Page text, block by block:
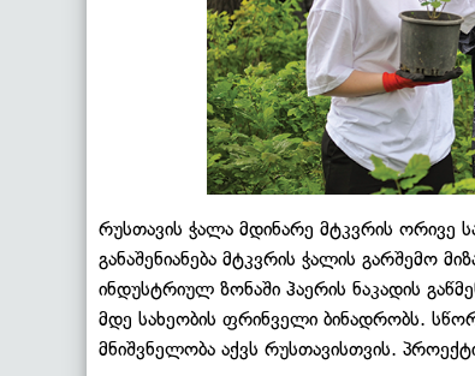
რუსთავის ჭალა მდინარე მტკვრის ორივე
განაშენიანება მტკვრის ჭალის გარშემო
ინდუსტრიულ ზონაში ჰაერის ნაკადის
მდე სახეობის ფრინველი ბინადრობს.
მნიშვნელობა აქვს რუსთავისთვის.